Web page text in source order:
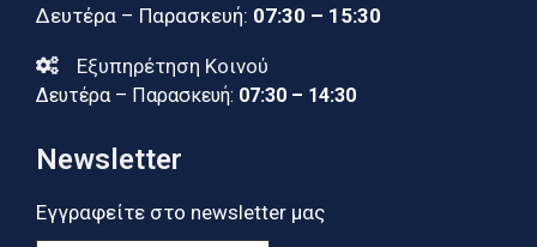
Δευτέρα – Παρασκευή: 07:30 – 15:30
Εξυπηρέτηση Κοινού
Δευτέρα – Παρασκευή: 07:30 – 14:30
Newsletter
Εγγραφείτε στο newsletter μας